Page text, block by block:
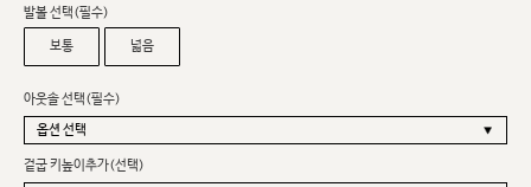
발볼 선택(필수)
보통 넓음
아웃솔 선택(필수)
겉굽 키높이추가(선택)